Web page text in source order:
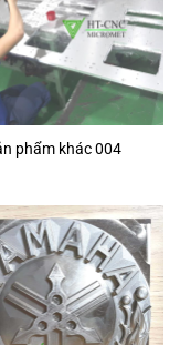
phẩm khác 004